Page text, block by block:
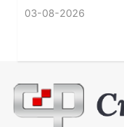
03-08-2026